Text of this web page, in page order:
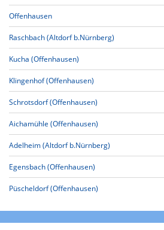
Offenhausen
Raschbach (Altdorf b.Nürnberg)
Kucha (Offenhausen)
Klingenhof (Offenhausen)
Schrotsdorf (Offenhausen)
Aichamühle (Offenhausen)
Adelheim (Altdorf b.Nürnberg)
Egensbach (Offenhausen)
Püscheldorf (Offenhausen)